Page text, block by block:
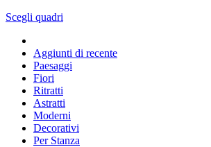
Scegli quadri
Aggiunti di recente
Paesaggi
Fiori
Ritratti
Astratti
Moderni
Decorativi
Per Stanza